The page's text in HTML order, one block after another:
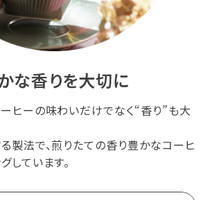
な香りを大切に
ヒーの味わいだけでなく“香り”も大
製法で、煎りたての香り豊かなコーヒ
しています。